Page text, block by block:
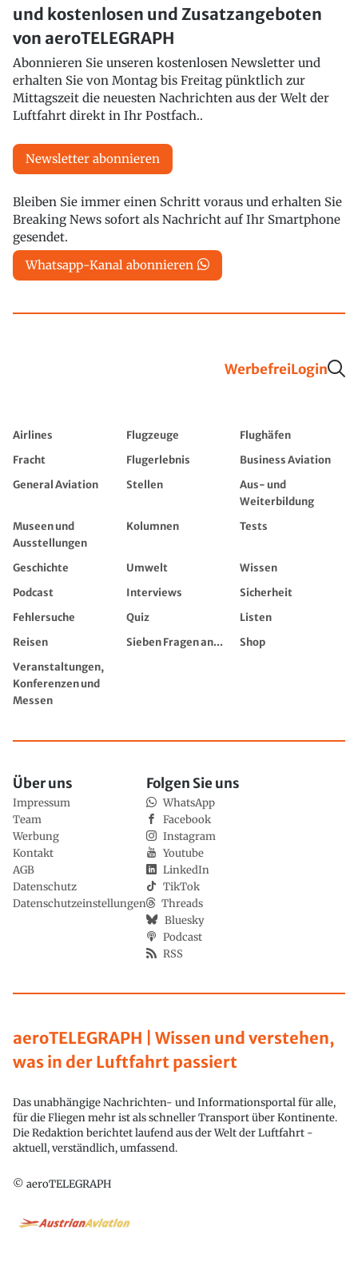
und kostenlosen und Zusatzangeboten
von aeroTELEGRAPH
Abonnieren Sie unseren kostenlosen Newsletter und
erhalten Sie von Montag bis Freitag pünktlich zur
Mittagszeit die neuesten Nachrichten aus der Welt der
Luftfahrt direkt in Ihr Postfach..
Newsletter abonnieren
Bleiben Sie immer einen Schritt voraus und erhalten Sie
Breaking News sofort als Nachricht auf Ihr Smartphone
gesendet.
Whatsapp-Kanal abonnieren
WerbefreiLogin
Airlines Flugzeuge
Flughäfen
Fracht
Flugerlebnis
Business Aviation
General Aviation
Stellen
Aus- und
Weiterbildung
Museen und
Ausstellungen
Kolumnen Tests
Geschichte Umwelt
Wissen
Podcast
Interviews
Sicherheit
Fehlersuche
Quiz
Listen
Reisen
Sieben Fragen an...
Shop
Veranstaltungen,
Konferenzen und
Messen
aeroTELEGRAPH | Wissen und verstehen,
was in der Luftfahrt passiert
Das unabhängige Nachrichten- und Informationsportal für alle,
für die Fliegen mehr ist als schneller Transport über Kontinente.
Die Redaktion berichtet laufend aus der Welt der Luftfahrt -
aktuell, verständlich, umfassend.
© aeroTELEGRAPH
Über uns
Impressum
Team
Werbung
Kontakt
AGB
Datenschutz
Datenschutzeinstellungen
Folgen Sie uns
WhatsApp
Facebook
Instagram
Youtube
LinkedIn
TikTok
Threads
Bluesky
Podcast
RSS